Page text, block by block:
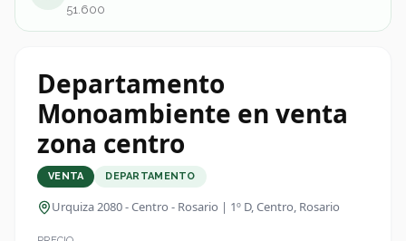
51.600
Departamento
Monoambiente en venta
zona centro
VENTA DEPARTAMENTO
Urquiza 2080 - Centro - Rosario | 1º D, Centro, Rosario